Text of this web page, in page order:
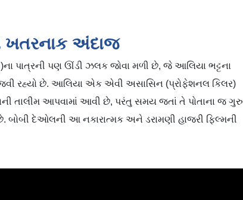
અંદાજ
પાત્રની પણ ઊંડી ઝલક જોવા મળી છે, જે આલિયા ભટ્ટના
રહ્યો છે. આલિયા એક એવી અસાસિન (પ્રોફેશનલ કિલર)
તાલીમ આપવામાં આવી છે, પરંતુ સમય જતાં તે પોતાના જ ગુરુ
દેઓલની આ નકારાત્મક અને ડરામણી હાજરી ફિલ્મની